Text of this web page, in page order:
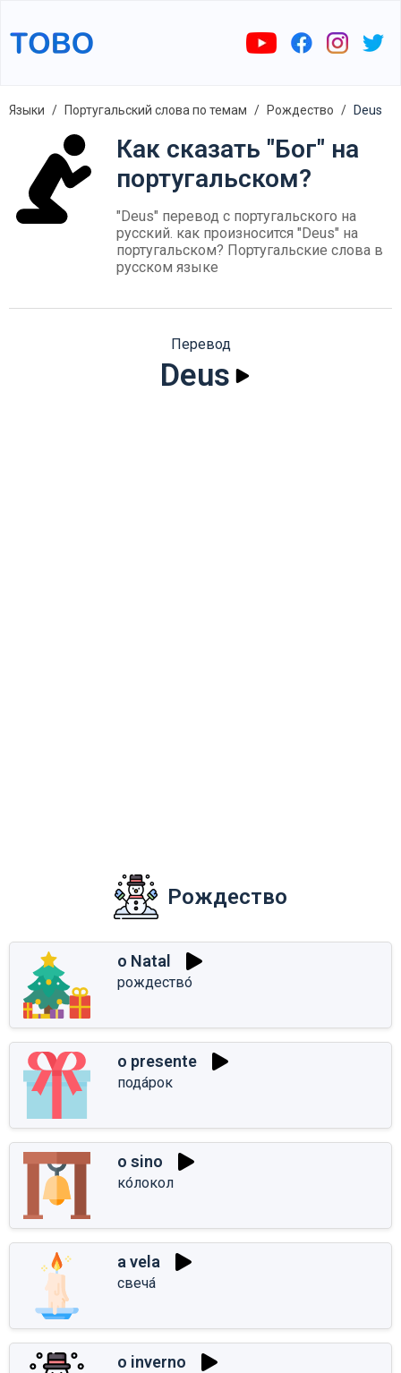
Языки Португальский слова по темам Рождество Deus
Как сказать "Бог" на
португальском?
"Deus" перевод с португальского на
русский. как произносится "Deus" на
португальском? Португальские слова в
русском языке
Перевод
Deus
Рождество
o Natal
рождество́
o presente
пода́рок
o sino
ко́локол
a vela
свеча́
o inverno